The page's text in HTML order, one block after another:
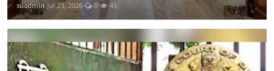
suadmin Jul 23, 2026 0 45